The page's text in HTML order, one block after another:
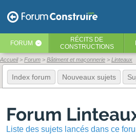
FORUM ‹ RÉCITS DE
CONSTRUCTIONS
Accueil Forum Bâtiment et maçonnerie Linteaux
Index forum Nouveaux sujets
Forum
Liste des sujets lancés dans ce